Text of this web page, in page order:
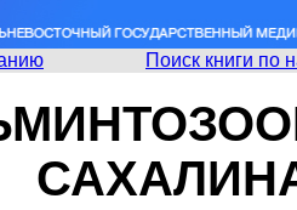
Поиск книги по